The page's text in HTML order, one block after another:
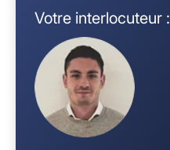
Votre interlocuteur :